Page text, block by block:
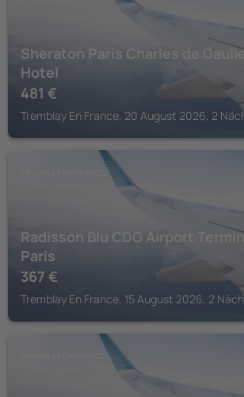
Sheraton Paris Charles de
Hotel
481 €
Tremblay En France, 20 August 2026, 2
Radisson Blu CDG Airport
Paris
367 €
Tremblay En France, 15 August 2026, 2